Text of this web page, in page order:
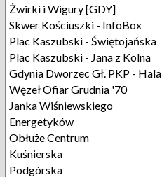
Żwirki i Wigury [GDY]
Skwer Kościuszki - InfoBox
Plac Kaszubski - Świętojańska
Plac Kaszubski - Jana z Kolna
Gdynia Dworzec Gł. PKP - Hala
Węzeł Ofiar Grudnia '70
Janka Wiśniewskiego
Energetyków
Obłuże Centrum
Kuśnierska
Podgórska